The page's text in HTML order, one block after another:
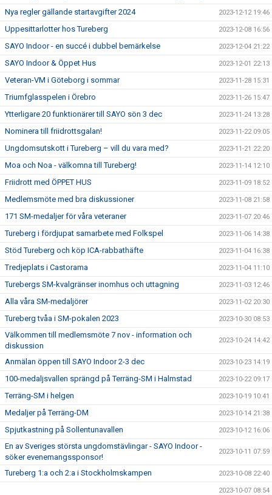
Nya regler gällande startavgifter 2024 2023-12-12 19:46
Uppesittarlotter hos Tureberg 2023-12-08 16:56
SAYO Indoor - en succé i dubbel bemärkelse 2023-12-04 21:22
SAYO Indoor & Öppet Hus 2023-12-01 22:13
Veteran-VM i Göteborg i sommar 2023-11-28 15:31
Triumfglasspelen i Örebro 2023-11-26 15:47
Ytterligare 20 funktionärer till SAYO sön 3 dec 2023-11-24 13:28
Nominera till friidrottsgalan! 2023-11-22 09:05
Ungdomsutskott i Tureberg – vill du vara med? 2023-11-21 22:20
Moa och Noa - välkomna till Tureberg! 2023-11-14 12:10
Friidrott med ÖPPET HUS 2023-11-09 18:52
Medlemsmöte med bra diskussioner 2023-11-08 21:58
171 SM-medaljer för våra veteraner 2023-11-07 20:46
Tureberg i fördjupat samarbete med Folkspel 2023-11-06 14:38
Stöd Tureberg och köp ICA-rabbathäfte 2023-11-04 16:38
Tredjeplats i Castorama 2023-11-04 11:10
Turebergs SM-kvalgränser inomhus och uttagning 2023-11-03 12:46
Alla våra SM-medaljörer 2023-11-02 20:30
Tureberg tvåa i SM-pokalen 2023 2023-10-30 08:53
Välkommen till medlemsmöte 7 nov - information och
diskussion
2023-10-24 14:42
Anmälan öppen till SAYO Indoor 2-3 dec 2023-10-23 14:19
100-medaljsvallen sprängd på Terräng-SM i Halmstad 2023-10-22 09:17
Terräng-SM i helgen 2023-10-19 10:41
Medaljer på Terräng-DM 2023-10-14 21:38
Spjutkastning på Sollentunavallen 2023-10-12 16:06
En av Sveriges största ungdomstävlingar - SAYO Indoor -
söker evenemangssponsor!
2023-10-11 07:59
Tureberg 1:a och 2:a i Stockholmskampen 2023-10-08 22:40
2023-10-07 08:54